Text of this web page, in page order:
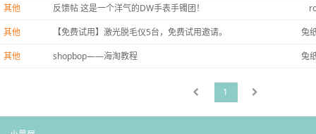
其他
反馈帖 这是一个洋气的DW手表手镯团！
其他
【免费试用】激光脱毛仪5台，免费试用邀请。
兔
其他
shopbop——海淘教程 兔
1